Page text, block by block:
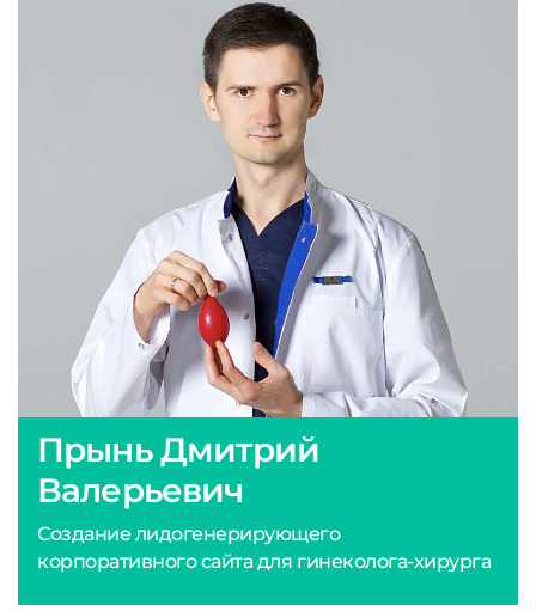
Прынь Дмитрий
Валерьевич
Создание лидогенерирующего
корпоративного сайта для гинеколога-хирурга